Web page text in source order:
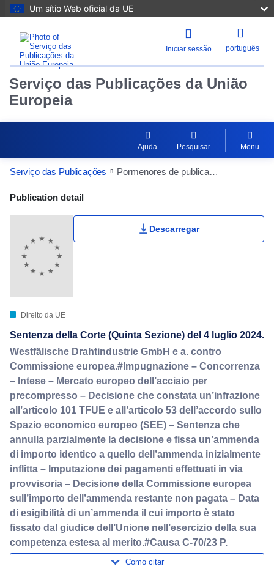
Um sítio Web oficial da UE
Iniciar sessão português
Serviço das Publicações da União
Europeia
Ajuda Pesquisar Menu
Serviço das Publicações Pormenores de publicação
Publication Detail Actions Portlet
Publication detail
Direito da UE
Descarregar
Sentenza della Corte (Quinta Sezione) del 4 luglio 2024.
Westfälische Drahtindustrie GmbH e a. contro
Commissione europea.#Impugnazione – Concorrenza
– Intese – Mercato europeo dell’acciaio per
precompresso – Decisione che constata un’infrazione
all’articolo 101 TFUE e all’articolo 53 dell’accordo sullo
Spazio economico europeo (SEE) – Sentenza che
annulla parzialmente la decisione e fissa un’ammenda
di importo identico a quello dell’ammenda inizialmente
inflitta – Imputazione dei pagamenti effettuati in via
provvisoria – Decisione della Commissione europea
sull’importo dell’ammenda restante non pagata – Data
di esigibilità di un’ammenda il cui importo è stato
fissato dal giudice dell’Unione nell’esercizio della sua
competenza estesa al merito.#Causa C-70/23 P.
Como citar